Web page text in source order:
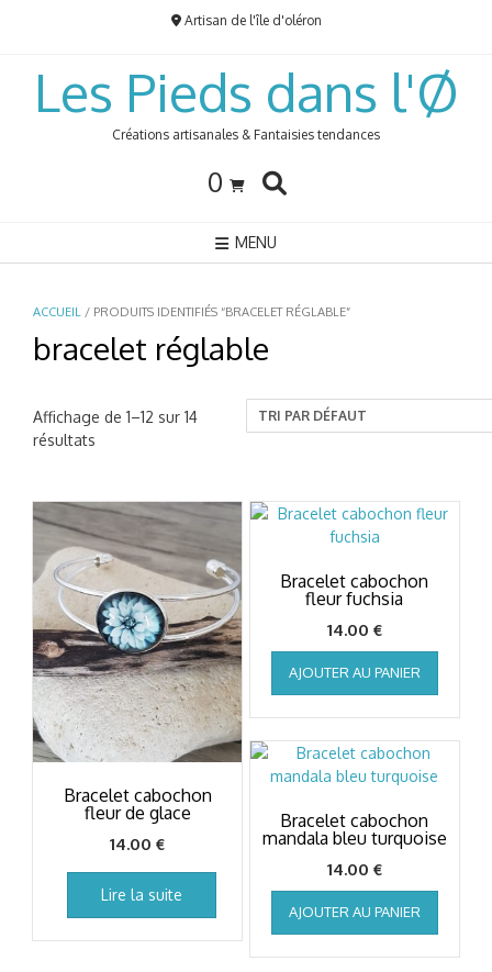
Artisan de l'île d'oléron
Les Pieds dans l'Ø
Créations artisanales & Fantaisies tendances
0
MENU
ACCUEIL / PRODUITS IDENTIFIÉS “BRACELET RÉGLABLE”
bracelet réglable
Affichage de 1–12 sur 14
résultats
Bracelet cabochon
fleur de glace
14.00€
Lire la suite
Bracelet cabochon
fleur fuchsia
14.00 €
AJOUTER AU PANIER
Bracelet cabochon
mandala bleu turquoise
14.00 €
AJOUTER AU PANIER